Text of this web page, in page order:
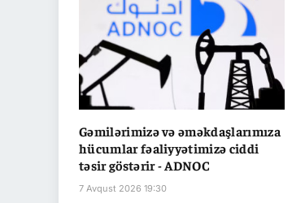
Gəmilərimizə və əməkdaşlarımıza
hücumlar fəaliyyətimizə ciddi
təsir göstərir - ADNOC
7 Avqust 2026 19:30